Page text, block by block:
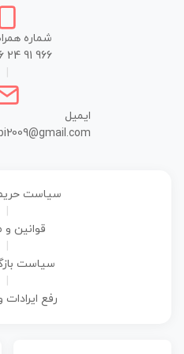
شماره
24 91 966
ایمیل
سیاست
قوانین و
سیاست
رفع